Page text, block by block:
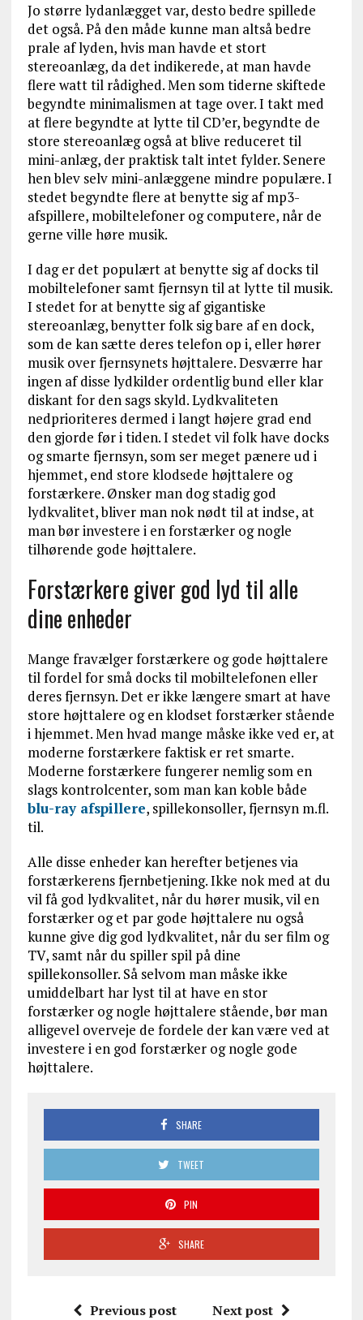
Jo større lydanlægget var, desto bedre spillede
det også. På den måde kunne man altså bedre
prale af lyden, hvis man havde et stort
stereoanlæg, da det indikerede, at man havde
flere watt til rådighed. Men som tiderne skiftede
begyndte minimalismen at tage over. I takt med
at flere begyndte at lytte til CD’er, begyndte de
store stereoanlæg også at blive reduceret til
mini-anlæg, der praktisk talt intet fylder. Senere
hen blev selv mini-anlæggene mindre populære. I
stedet begyndte flere at benytte sig af mp3-
afspillere, mobiltelefoner og computere, når de
gerne ville høre musik.
I dag er det populært at benytte sig af docks til
mobiltelefoner samt fjernsyn til at lytte til musik.
I stedet for at benytte sig af gigantiske
stereoanlæg, benytter folk sig bare af en dock,
som de kan sætte deres telefon op i, eller hører
musik over fjernsynets højttalere. Desværre har
ingen af disse lydkilder ordentlig bund eller klar
diskant for den sags skyld. Lydkvaliteten
nedprioriteres dermed i langt højere grad end
den gjorde før i tiden. I stedet vil folk have docks
og smarte fjernsyn, som ser meget pænere ud i
hjemmet, end store klodsede højttalere og
forstærkere. Ønsker man dog stadig god
lydkvalitet, bliver man nok nødt til at indse, at
man bør investere i en forstærker og nogle
tilhørende gode højttalere.
Forstærkere giver god lyd til alle
dine enheder
Mange fravælger forstærkere og gode højttalere
til fordel for små docks til mobiltelefonen eller
deres fjernsyn. Det er ikke længere smart at have
store højttalere og en klodset forstærker stående
i hjemmet. Men hvad mange måske ikke ved er, at
moderne forstærkere faktisk er ret smarte.
Moderne forstærkere fungerer nemlig som en
slags kontrolcenter, som man kan koble både
blu-ray afspillere, spillekonsoller, fjernsyn m.fl.
til.
Alle disse enheder kan herefter betjenes via
forstærkerens fjernbetjening. Ikke nok med at du
vil få god lydkvalitet, når du hører musik, vil en
forstærker og et par gode højttalere nu også
kunne give dig god lydkvalitet, når du ser film og
TV, samt når du spiller spil på dine
spillekonsoller. Så selvom man måske ikke
umiddelbart har lyst til at have en stor
forstærker og nogle højttalere stående, bør man
alligevel overveje de fordele der kan være ved at
investere i en god forstærker og nogle gode
højttalere.
SHARE
TWEET
PIN
SHARE
Previous post Next post